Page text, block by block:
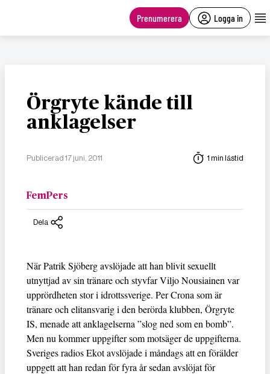
Prenumerera Logga in
Örgryte kände till
anklagelser
Publicerad 17 juni, 2011 1 min lästid
FemPers
Dela
När Patrik Sjöberg avslöjade att han blivit sexuellt
utnyttjad av sin tränare och styvfar Viljo Nousiainen var
upprördheten stor i idrottssverige. Per Crona som är
tränare och elitansvarig i den berörda klubben, Örgryte
IS, menade att anklagelserna ”slog ned som en bomb”.
Men nu kommer uppgifter som motsäger de uppgifterna.
Sveriges radios Ekot avslöjade i måndags att en förälder
uppgett att han redan för fyra år sedan avslöjat för